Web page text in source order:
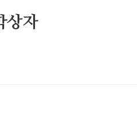
상자